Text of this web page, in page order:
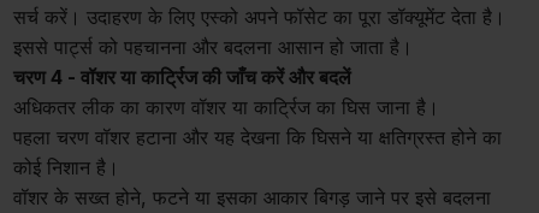
सर्च करें। उदाहरण के लिए एस्को अपने फॉसेट का पूरा डॉक्यूमेंट देता है।
इससे पार्ट्स को पहचानना और बदलना आसान हो जाता है।
चरण 4 - वॉशर या कार्ट्रिज की जाँच करें और बदलें
अधिकतर लीक का कारण वॉशर या कार्ट्रिज का घिस जाना है।
पहला चरण वॉशर हटाना और यह देखना कि घिसने या क्षतिग्रस्त होने का
कोई निशान है।
वॉशर के सख्त होने, फटने या इसका आकार बिगड़ जाने पर इसे बदलना